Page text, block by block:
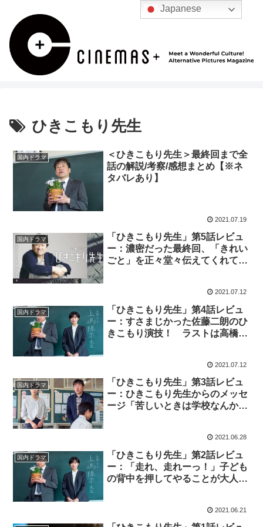
ひきこもり先生
国内ドラマ
＜ひきこもり先生＞最終回まで全
話の解説/考察/感想まとめ【※ネ
タバレあり】
2021.07.19
国内ドラマ
「ひきこもり先生」第5話レビュ
ー：濃密だった最終回、「きれい
ごと」を正々堂々伝えてくれて感
2021.07.12
国内ドラマ
「ひきこもり先生」第4話レビュ
ー：すさまじかった佐藤二朗のひ
きこもり演技！ ラストは高橋克
2021.07.12
国内ドラマ
「ひきこもり先生」第3話レビュ
ー：ひきこもり先生からのメッセ
ージ「苦しいときは学校なんか来
2021.06.28
国内ドラマ
「ひきこもり先生」第2話レビュ
ー：「走れ、走れーっ！」子ども
の背中を押してやることが大人の
2021.06.21
Japanese